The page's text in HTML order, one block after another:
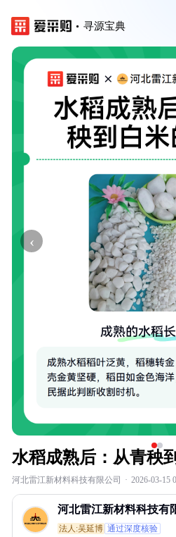
寻源宝典
‹
水稻成熟后：从青秧
河北雷江新材料科技有限公司 · 2026-03-15
河北雷江新材料科技有
法人:吴延博 通过深度核验